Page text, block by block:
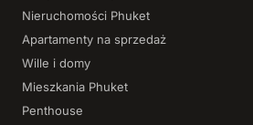
Nieruchomości Phuket
Apartamenty na sprzedaż
Wille i domy
Mieszkania Phuket
Penthouse